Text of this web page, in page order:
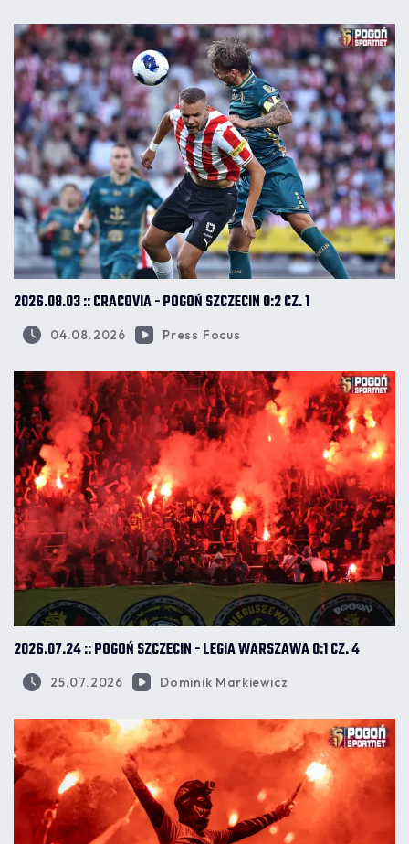
2026.08.03 :: CRACOVIA - POGOŃ SZCZECIN 0:2 CZ. 1
04.08.2026 Press Focus
2026.07.24 :: POGOŃ SZCZECIN - LEGIA WARSZAWA 0:1 CZ. 4
25.07.2026 Dominik Markiewicz